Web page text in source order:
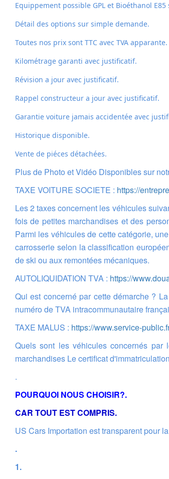
Equippement possible GPL et Bioéthanol
Détail des options sur simple demande.
Toutes nos prix sont TTC avec TVA apparante.
Kilométrage garanti avec justificatif.
Révision a jour avec justificatif.
Rappel constructeur a jour avec justificatif.
Garantie voiture jamais accidentée avec
Historique disponible.
Vente de piéces détachées.
Plus de Photo et Vidéo Disponibles sur
TAXE VOITURE SOCIETE : https://
Les 2 taxes concernent les véhicules suivants : Immatriculés dans la catégorie N1, c'est-à-dire les véhicules de moins de 3,5 tonnes de type camionnettes qui peuvent transporter à la
fois de petites marchandises et des
Parmi les véhicules de cette catégorie,
carrosserie selon la classification
de ski ou aux remontées mécaniques.
AUTOLIQUIDATION TVA : https://
Qui est concerné par cette démarche ? La collecte de la TVA à l'importation sur la déclaration de TVA concerne tous les assujettis ainsi que les non-assujettis qui disposent d'un
numéro de TVA intracommunautaire
TAXE MALUS : https://www.service-
Quels sont les véhicules concernés par le malus CO2 ? Véhicule de catégorie N1 : Véhicule utilitaire léger de moins de 3,5 tonnes conçu et construit pour le transport de
marchandises Le certificat
.
POURQUOI NOUS CHOISIR?.
CAR TOUT EST COMPRIS.
US Cars Importation est transparent
.
1.